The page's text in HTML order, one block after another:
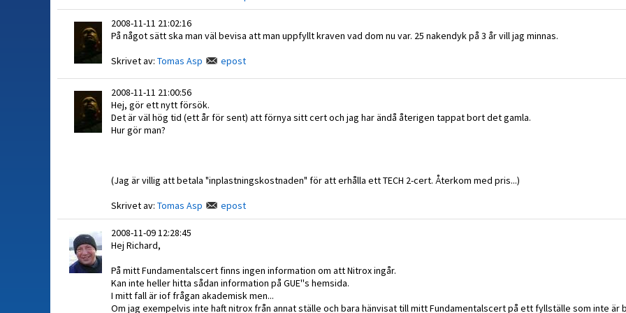
2008-11-11 21:02:16
På något sätt ska man väl bevisa att man uppfyllt kraven vad dom nu var. 25 nakendyk på 3 år vill jag minnas.
Skrivet av: Tomas Asp epost
2008-11-11 21:00:56
Hej, gör ett nytt försök.
Det är väl hög tid (ett år för sent) att förnya sitt cert och jag har ändå återigen tappat bort det gamla.
Hur gör man?
(Jag är villig att betala "inplastningskostnaden" för att erhålla ett TECH 2-cert. Återkom med pris...)
Skrivet av: Tomas Asp epost
2008-11-09 12:28:45
Hej Richard,
På mitt Fundamentalscert finns ingen information om att Nitrox ingår.
Kan inte heller hitta sådan information på GUE''s hemsida.
I mitt fall är iof frågan akademisk men...
Om jag exempelvis inte haft nitrox från annat ställe och bara hänvisat till mitt Fundamentalscert på ett fyllställe som inte är